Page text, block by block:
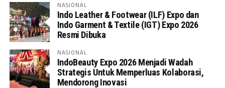
NASIONAL
Indo Leather & Footwear (ILF) Expo dan
Indo Garment & Textile (IGT) Expo 2026
Resmi Dibuka
NASIONAL
IndoBeauty Expo 2026 Menjadi Wadah
Strategis Untuk Memperluas Kolaborasi,
Mendorong Inovasi